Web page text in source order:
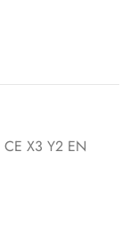
X3 Y2 EN